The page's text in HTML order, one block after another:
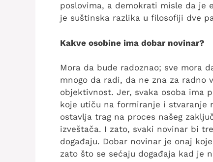
poslovima, a demokrati misle da je
je suštinska razlika u filosofiji dve
Kakve osobine ima dobar novinar?
Mora da bude radoznao; sve mora
mnogo da radi, da ne zna za radno
objektivnost. Jer, svaka osoba ima
koje utiču na formiranje i stvaranje
ostavlja trag na proces našeg
izveštača. I zato, svaki novinar bi
događaju. Dobar novinar je onaj
zato što se sećaju događaja kad je